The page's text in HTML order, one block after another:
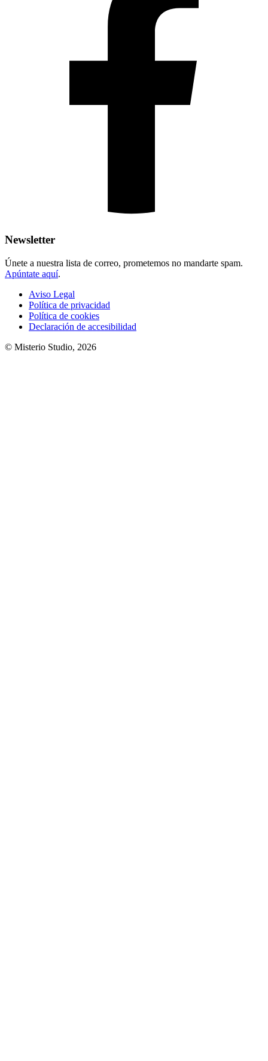
Newsletter
Únete a nuestra lista de correo, prometemos no mandarte spam.
Apúntate aquí.
Aviso Legal
Política de privacidad
Política de cookies
Declaración de accesibilidad
© Misterio Studio, 2026